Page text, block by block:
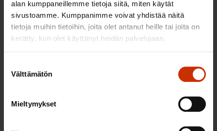
alan kumppaneillemme tietoja siitä, miten käytät
sivustoamme. Kumppanimme voivat yhdistää näitä
tietoja muihin tietoihin, joita olet antanut heille tai joita on
kerätty, kun olet käyttänyt heidän palvelujaan.
valinta
Välttämätön
Mieltymykset
TERVE JA HYVÄ TYÖELÄMÄ